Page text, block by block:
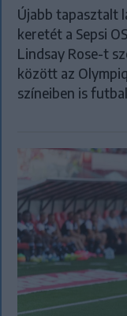
Újabb tapasztalt
keretét a Sepsi
Lindsay Rose-t
között az
színeiben is